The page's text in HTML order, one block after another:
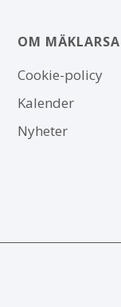
OM
Om
Cookie-policy
Kalender
Nyheter